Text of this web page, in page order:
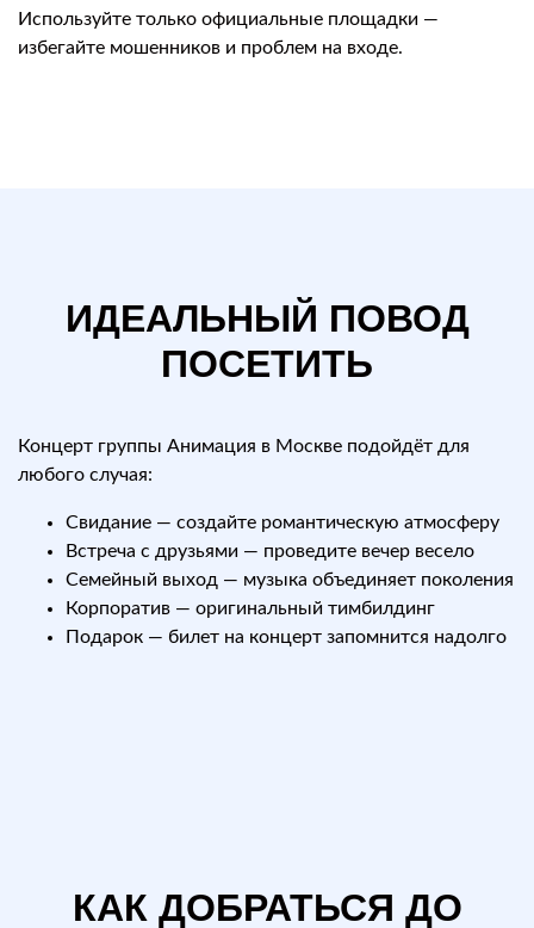
Используйте только официальные площадки —
избегайте мошенников и проблем на входе.
ИДЕАЛЬНЫЙ ПОВОД
ПОСЕТИТЬ
Концерт группы Анимация в Москве подойдёт для
любого случая:
Свидание — создайте романтическую атмосферу
Встреча с друзьями — проведите вечер весело
Семейный выход — музыка объединяет поколения
Корпоратив — оригинальный тимбилдинг
Подарок — билет на концерт запомнится надолго
КАК ДОБРАТЬСЯ ДО